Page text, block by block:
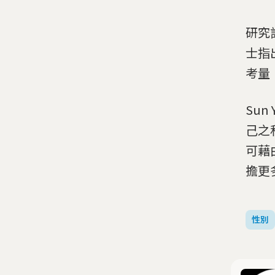
研究
士指
考量
Sun
己
可藉
擔更
性別